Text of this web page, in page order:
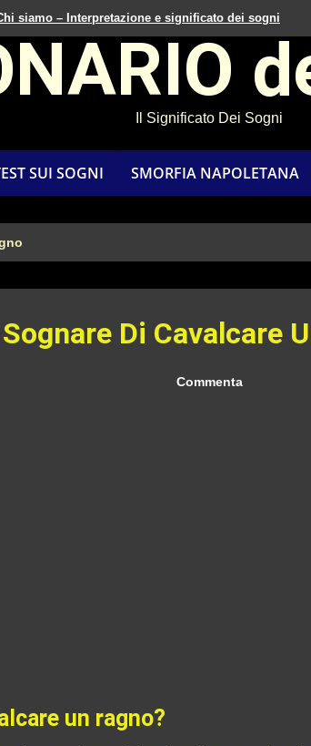
siamo – Interpretazione e significato dei sogni
Il Significato Dei Sogni
SUI SOGNI SMORFIA NAPOLETANA
Sognare Di Cavalcare
Commenta
un ragno?